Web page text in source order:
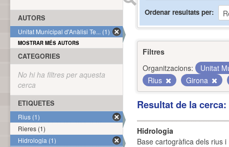
Ordenar resultats per
Filtres
Organitzacions:
Unitat
Rius
Girona
Resultat de la
Hidrologia
Base cartogràfica dels rius
AUTORS
Unitat Municipal d'Anàlisi Te... (1)
MOSTRAR MÉS AUTORS
CATEGORIES
No hi ha filtres per aquesta
cerca
ETIQUETES
Rius (1)
Rieres (1)
Hidrologia (1)